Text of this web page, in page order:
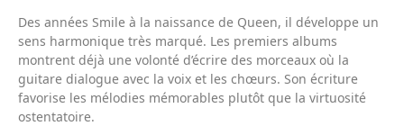
Des années Smile à la naissance de Queen, il développe un
sens harmonique très marqué. Les premiers albums
montrent déjà une volonté d’écrire des morceaux où la
guitare dialogue avec la voix et les chœurs. Son écriture
favorise les mélodies mémorables plutôt que la virtuosité
ostentatoire.